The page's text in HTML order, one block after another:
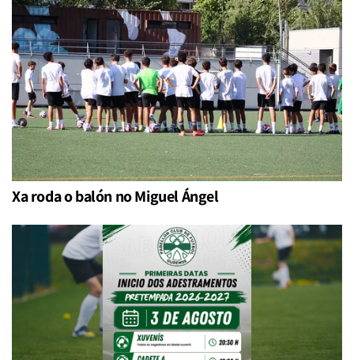
Xa roda o balón no Miguel Ángel